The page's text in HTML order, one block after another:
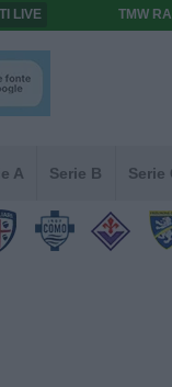
LIVE TMW
A Serie B Serie